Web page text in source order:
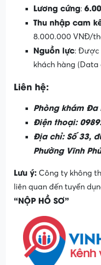
Lương cứng:
Thu nhập cam
8.000.000 VNĐ/
Nguồn lực: Được
khách hàng (Data
Liên hệ:
Phòng khám Đa
Điện thoại:
Địa chỉ: Số 33,
Phường Vĩnh
Lưu ý: Công ty không
liên quan đến tuyển
“NỘP HỒ SƠ”